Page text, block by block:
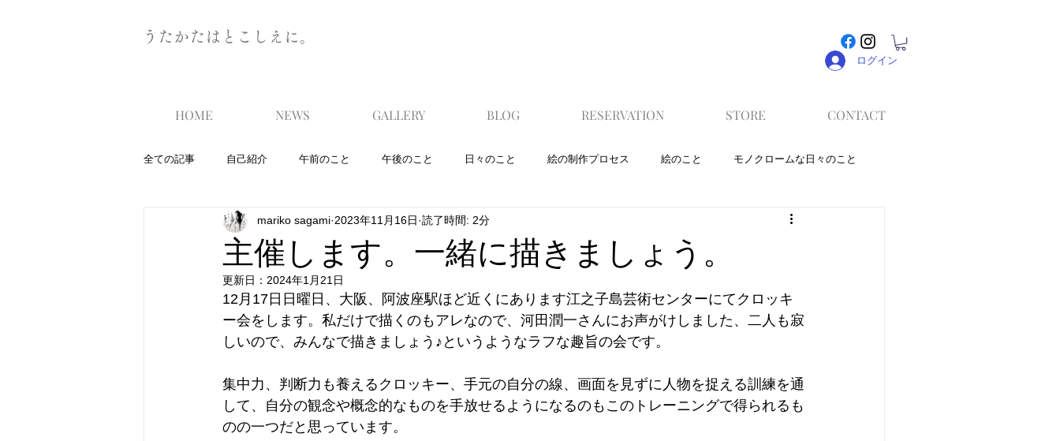
うたかたはとこしえに。
ログイン
HOME NEWS GALLERY BLOG RESERVATION STORE CONTACT
全ての記事 自己紹介 午前のこと 午後のこと 日々のこと 絵の制作プロセス 絵のこと モノクロームな日々のこと
主催します。一緒に描きましょう。
mariko sagami 2023年11月16日 読了時間: 2分
更新日： 2024年1月21日
12月17日日曜日、大阪、阿波座駅ほど近くにあります江之子島芸術センターにてクロッキ
ー会をします。私だけで描くのもアレなので、河田潤一さんにお声がけしました、二人も寂
しいので、みんなで描きましょう♪というようなラフな趣旨の会です。
集中力、判断力も養えるクロッキー、手元の自分の線、画面を見ずに人物を捉える訓練を通
して、自分の観念や概念的なものを手放せるようになるのもこのトレーニングで得られるも
のの一つだと思っています。